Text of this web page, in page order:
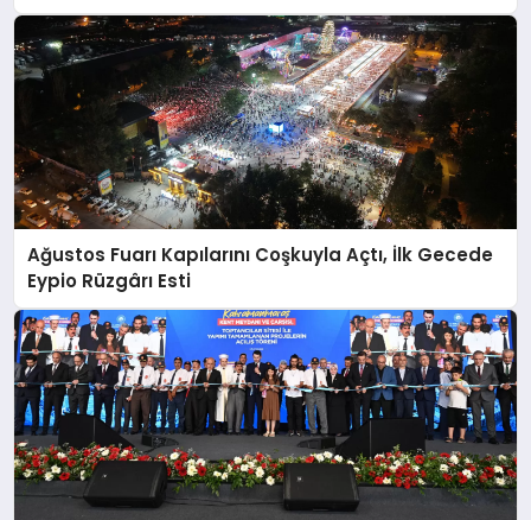
Ağustos Fuarı Kapılarını Coşkuyla Açtı, İlk Gecede
Eypio Rüzgârı Esti